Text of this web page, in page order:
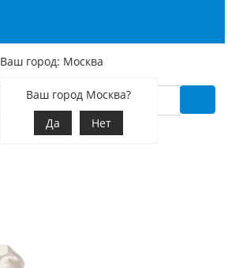
Ваш город: Москва
Ваш город Москва?
Да
Нет